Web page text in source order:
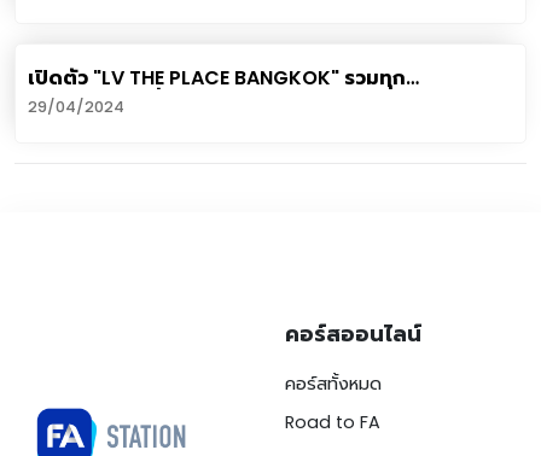
เปิดตัว "LV THE PLACE BANGKOK" รวมทุก
ประสบการณ์เพื่อคนรัก "หลุยส์ วิตตอง"
29/04/2024
คอร์สออนไลน์
คอร์สทั้งหมด
Road to FA